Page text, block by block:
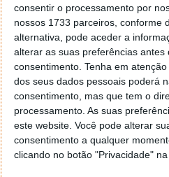
consentir o processamento por
nossos 1733 parceiros, conforme
alternativa, pode aceder a
alterar as suas preferências
consentimento. Tenha em
dos seus dados pessoais poderá
consentimento, mas que tem o
processamento. As suas
este website. Você pode alterar
consentimento a qualquer
clicando no botão "Privacidade"